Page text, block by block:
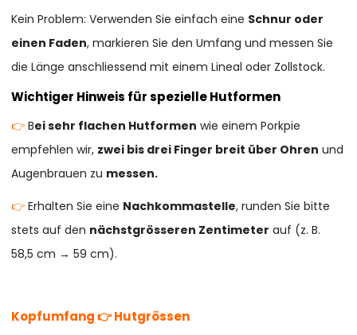
Kein Problem: Verwenden Sie einfach eine Schnur oder
einen Faden, markieren Sie den Umfang und messen Sie
die Länge anschliessend mit einem Lineal oder Zollstock.
Wichtiger Hinweis für spezielle Hutformen
👉Bei sehr flachen Hutformen wie einem Porkpie
empfehlen wir, zwei bis drei Finger breit über Ohren und
Augenbrauen zu messen.
👉Erhalten Sie eine Nachkommastelle, runden Sie bitte
stets auf den nächstgrösseren Zentimeter auf (z. B.
58,5 cm → 59 cm).
Kopfumfang 👉 Hutgrössen